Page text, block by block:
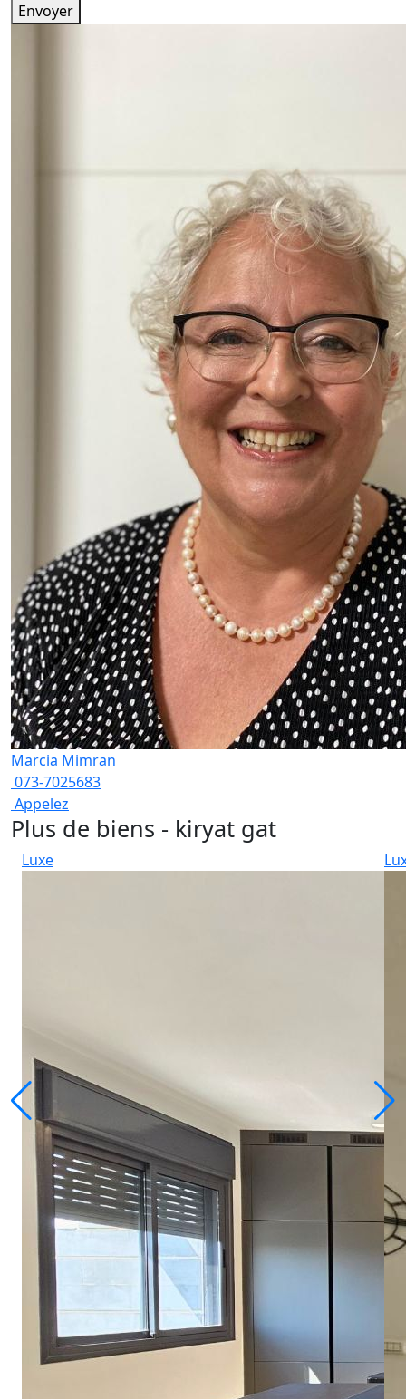
Envoyer
Marcia Mimran
073-7025683
Appelez
Plus de biens - kiryat gat
Luxe